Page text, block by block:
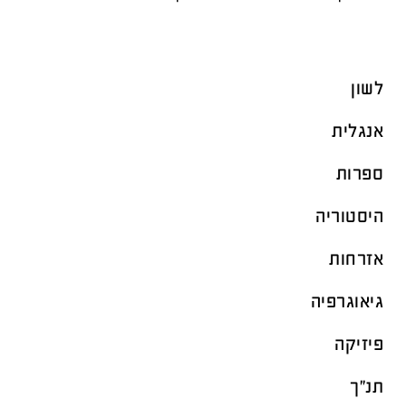
לשון
אנגלית
ספרות
היסטוריה
אזרחות
גיאוגרפיה
פיזיקה
תנ"ך